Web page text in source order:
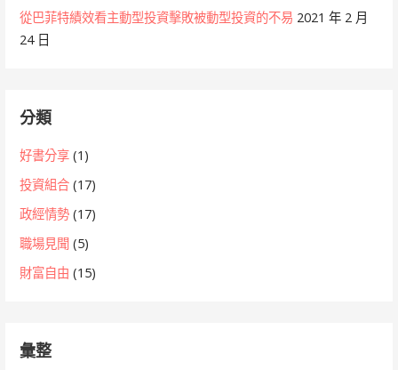
從巴菲特績效看主動型投資擊敗被動型投資的不易 2021 年 2 月
24 日
分類
好書分享 (1)
投資組合 (17)
政經情勢 (17)
職場見聞 (5)
財富自由 (15)
彙整